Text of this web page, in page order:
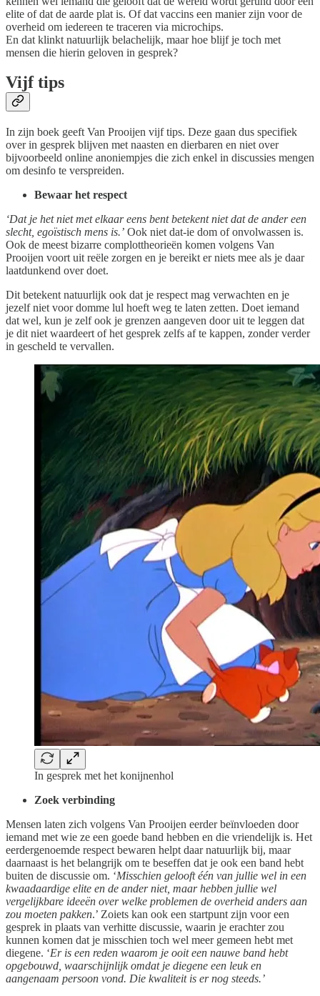
elite of dat de aarde plat is. Of dat vaccins een manier zijn voor de
overheid om iedereen te traceren via microchips.
En dat klinkt natuurlijk belachelijk, maar hoe blijf je toch met
mensen die hierin geloven in gesprek?
Vijf tips
In zijn boek geeft Van Prooijen vijf tips. Deze gaan dus specifiek
over in gesprek blijven met naasten en dierbaren en niet over
bijvoorbeeld online anoniempjes die zich enkel in discussies mengen
om desinfo te verspreiden.
Bewaar het respect
‘Dat je het niet met elkaar eens bent betekent niet dat de ander een
slecht, egoïstisch mens is.’ Ook niet dat-ie dom of onvolwassen is.
Ook de meest bizarre complottheorieën komen volgens Van
Prooijen voort uit reële zorgen en je bereikt er niets mee als je daar
laatdunkend over doet.
Dit betekent natuurlijk ook dat je respect mag verwachten en je
jezelf niet voor domme lul hoeft weg te laten zetten. Doet iemand
dat wel, kun je zelf ook je grenzen aangeven door uit te leggen dat
je dit niet waardeert of het gesprek zelfs af te kappen, zonder verder
in gescheld te vervallen.
In gesprek met het konijnenhol
Zoek verbinding
Mensen laten zich volgens Van Prooijen eerder beïnvloeden door
iemand met wie ze een goede band hebben en die vriendelijk is. Het
eerdergenoemde respect bewaren helpt daar natuurlijk bij, maar
daarnaast is het belangrijk om te beseffen dat je ook een band hebt
buiten de discussie om. ‘Misschien gelooft één van jullie wel in een
kwaadaardige elite en de ander niet, maar hebben jullie wel
vergelijkbare ideeën over welke problemen de overheid anders aan
zou moeten pakken.’ Zoiets kan ook een startpunt zijn voor een
gesprek in plaats van verhitte discussie, waarin je erachter zou
kunnen komen dat je misschien toch wel meer gemeen hebt met
diegene. ‘Er is een reden waarom je ooit een nauwe band hebt
opgebouwd, waarschijnlijk omdat je diegene een leuk en
aangenaam persoon vond. Die kwaliteit is er nog steeds.’